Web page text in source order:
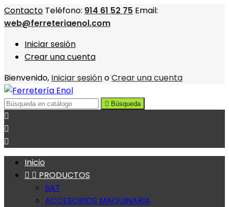
Contacto Teléfono: 914 61 52 75 Email:
web@ferreteriaenol.com
Iniciar sesión
Crear una cuenta
Bienvenido, Iniciar sesiónoCrear una cuenta
 Búsqueda



Inicio
  PRODUCTOS
SAT
ACCESORIOS MAQUINARIA